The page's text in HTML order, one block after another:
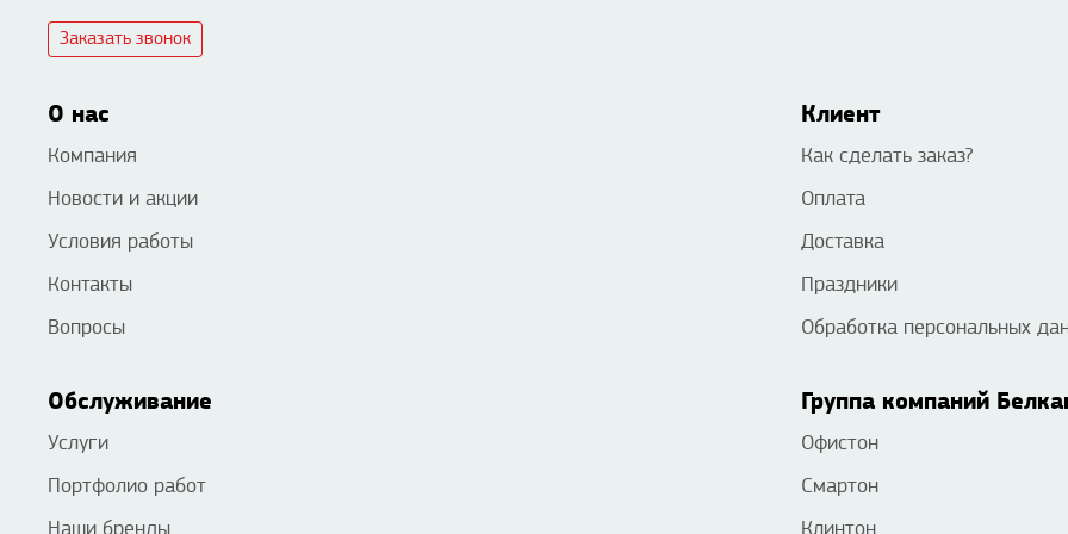
Заказать звонок
О нас
Компания
Новости и акции
Условия работы
Контакты
Вопросы
Клиент
Как сделать заказ?
Оплата
Доставка
Праздники
Обработка персональных
Обслуживание
Услуги
Портфолио работ
Наши бренды
Группа компаний
Офистон
Смартон
Клинтон